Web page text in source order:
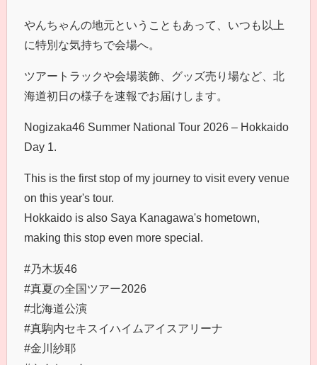
やんちゃんの地元ということもあって、いつも以上
に特別な気持ちで会場へ。
ツアートラックや会場装飾、グッズ売り場など、北
海道初日の様子を速報でお届けします。
Nogizaka46 Summer National Tour 2026 – Hokkaido
Day 1.
This is the first stop of my journey to visit every venue
on this year's tour.
Hokkaido is also Saya Kanagawa's hometown,
making this stop even more special.
#乃木坂46
#真夏の全国ツアー2026
#北海道公演
#真駒内セキスイハイムアイスアリーナ
#金川紗耶